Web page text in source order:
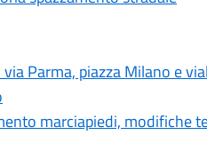
Parma, piazza Milano e
marciapiedi, modifiche